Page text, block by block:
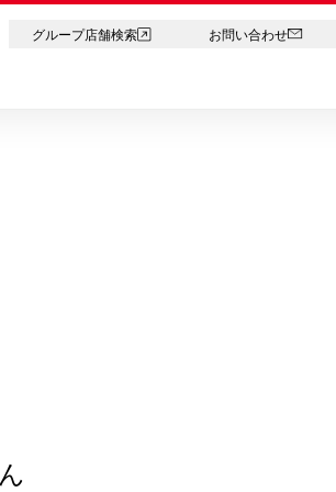
グループ店舗検索 お問い合わせ